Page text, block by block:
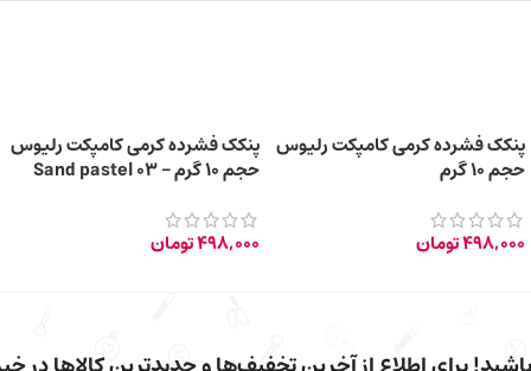
پنکک فشرده کرمی کامپکت رلیوس
حجم 10 گرم
498,000تومان
پنکک فشرده کرمی کامپکت رلیوس
حجم 10 گرم – 03 Sand pastel
498,000تومان